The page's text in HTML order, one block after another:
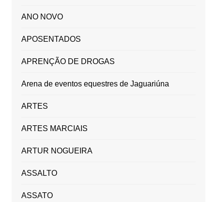
ANO NOVO
APOSENTADOS
APRENÇÃO DE DROGAS
Arena de eventos equestres de Jaguariúna
ARTES
ARTES MARCIAIS
ARTUR NOGUEIRA
ASSALTO
ASSATO